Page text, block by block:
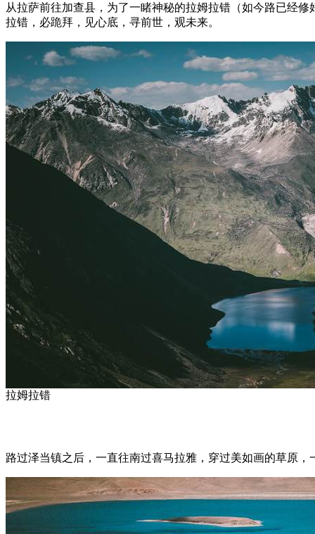
从拉萨前往加查县，为了一睹神秘的拉姆拉错（如今路已经
拉错，必跪拜，见心底，寻前世，观未来。
拉姆拉错
路过泽当镇之后，一直往南过喜马拉雅，穿过美如画的草原